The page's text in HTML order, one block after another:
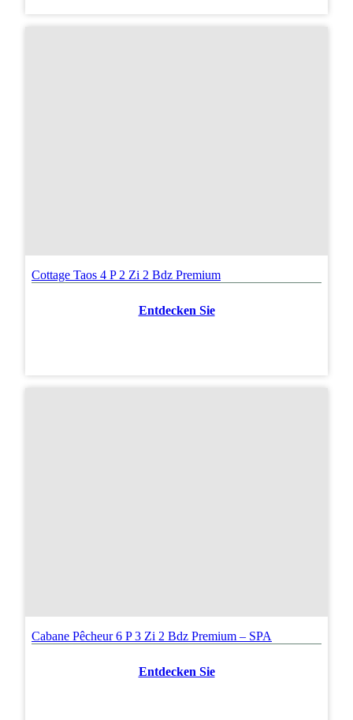
Cottage Taos 4 P 2 Zi 2 Bdz Premium
Entdecken Sie
Cabane Pêcheur 6 P 3 Zi 2 Bdz Premium – SPA
Entdecken Sie